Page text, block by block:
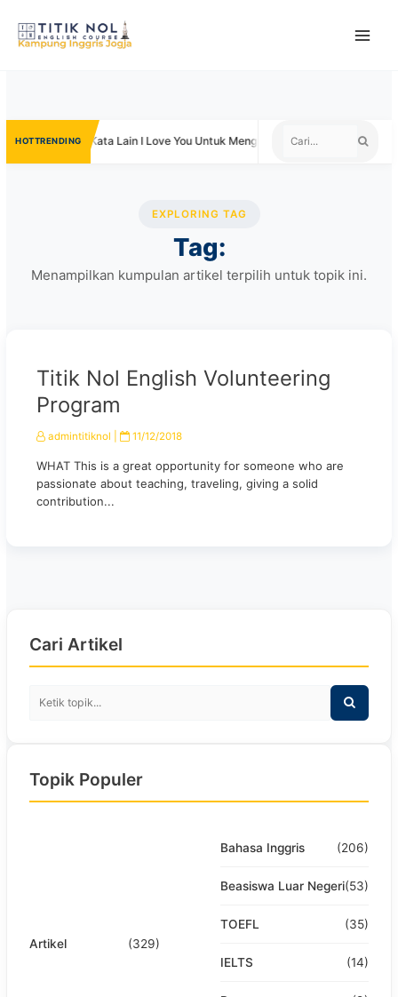
content
TRENDINGKata Lain I Love You Untuk Mengungkapkan Cinta
EXPLORING TAG
Tag:
Menampilkan kumpulan artikel terpilih untuk topik ini.
Titik Nol English Volunteering
Program
admintitiknol | 11/12/2018
WHAT This is a great opportunity for someone who are
passionate about teaching, traveling, giving a solid
contribution...
Cari Artikel
Topik Populer
Artikel (329)
Bahasa Inggris (206)
Beasiswa Luar Negeri(53)
TOEFL (35)
IELTS (14)